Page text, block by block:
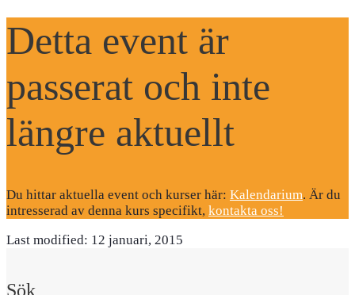
Detta event är
passerat och inte
längre aktuellt
Du hittar aktuella event och kurser här: Kalendarium. Är du
intresserad av denna kurs specifikt, kontakta oss!
Last modified: 12 januari, 2015
Sök